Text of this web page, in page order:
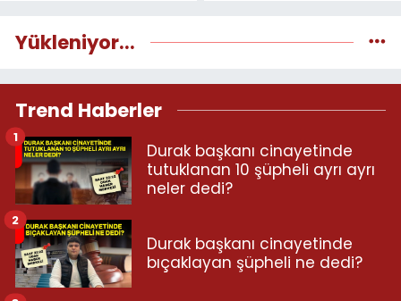
Yükleniyor...
Trend Haberler
Durak başkanı cinayetinde
tutuklanan 10 şüpheli ayrı ayrı
neler dedi?
1
Durak başkanı cinayetinde
bıçaklayan şüpheli ne dedi?
2